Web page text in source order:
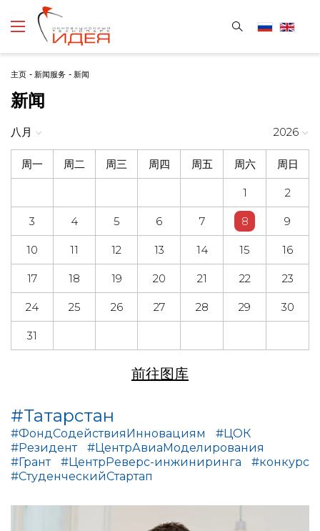
主页 - 新闻服务 - 新闻
新闻
八月 2026
周一 周二 周三 周四 周五 周六 周日
1 2
3 4 5 6 7 8 9
10 11 12 13 14 15 16
17 18 19 20 21 22 23
24 25 26 27 28 29 30
31
前往图库
#Татарстан
#ФондСодействияИнновациям
#ЦОК
#Резидент
#ЦентрАвиаМоделирования
#Грант
#ЦентрРеверс-инжиниринга
#конкурс
#СтуденческийСтартап